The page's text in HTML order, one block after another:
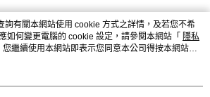
詢有關本網站使用 cookie 方式之詳情，及若您不希
如何變更電腦的 cookie 設定，請參閱本網站「 隱私
您繼續使用本網站即表示您同意本公司得按本網站使
。